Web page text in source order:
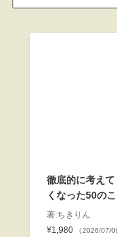
徹底的に考え
くなった50の
著:ちきりん
¥1,980
（2026/07/